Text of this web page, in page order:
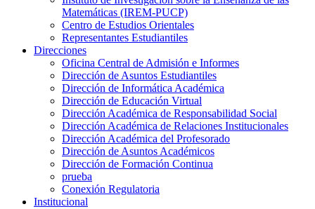
Matemáticas (IREM-PUCP)
Centro de Estudios Orientales
Representantes Estudiantiles
Direcciones
Oficina Central de Admisión e Informes
Dirección de Asuntos Estudiantiles
Dirección de Informática Académica
Dirección de Educación Virtual
Dirección Académica de Responsabilidad Social
Dirección Académica de Relaciones Institucionales
Dirección Académica del Profesorado
Dirección de Asuntos Académicos
Dirección de Formación Continua
prueba
Conexión Regulatoria
Institucional